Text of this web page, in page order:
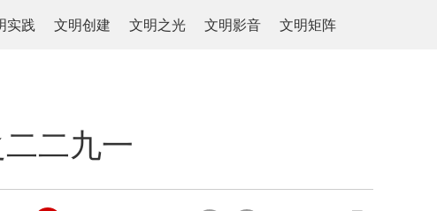
实践 文明创建 文明之光 文明影音 文明矩阵
二九一